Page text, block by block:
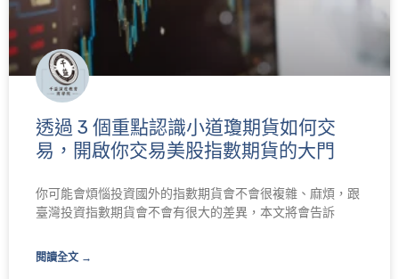
透過 3 個重點認識小道瓊期貨如何交
易，開啟你交易美股指數期貨的大門
你可能會煩惱投資國外的指數期貨會不會很複雜、麻煩，跟
臺灣投資指數期貨會不會有很大的差異，本文將會告訴
閱讀全文 →